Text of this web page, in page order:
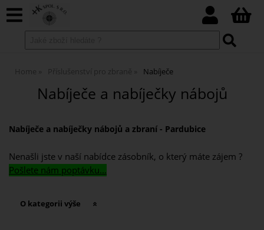
Home Příslušenství pro zbraně Nabíječe
Nabíječe a nabíječky nábojů
Nabíječe a nabíječky nábojů a zbraní- Pardubice
Nenašli jste v naší nabídce zásobník, o který máte zájem ?
Pošlete nám poptávku...
O kategorii výše